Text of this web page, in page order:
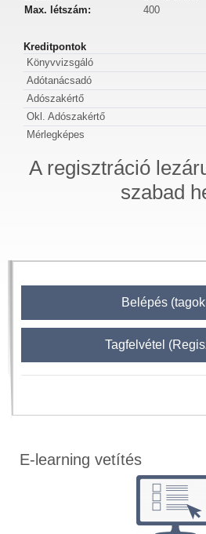
Max. létszám:
400
Kreditpontok
Könyvvizsgáló
Adótanácsadó
Adószakértő
Okl. Adószakértő
Mérlegképes
A regisztráció
szabad
Belépés
Tagfelvétel
E-learning vetítés